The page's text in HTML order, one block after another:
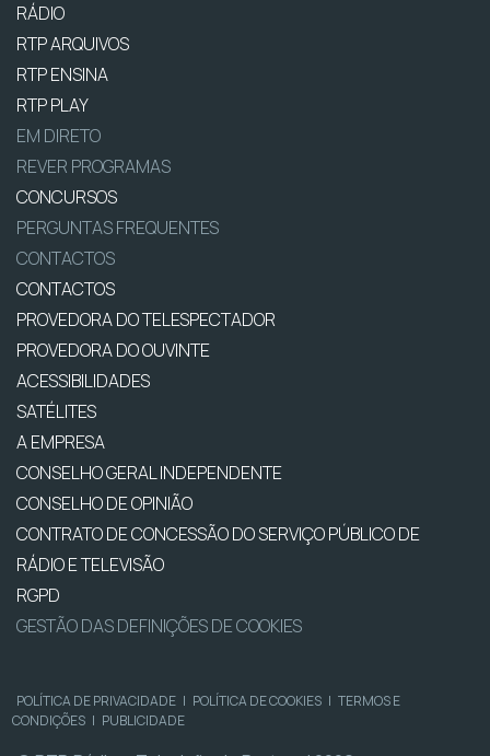
RÁDIO
RTP ARQUIVOS
RTP ENSINA
RTP PLAY
EM DIRETO
REVER PROGRAMAS
CONCURSOS
PERGUNTAS FREQUENTES
CONTACTOS
CONTACTOS
PROVEDORA DO TELESPECTADOR
PROVEDORA DO OUVINTE
ACESSIBILIDADES
SATÉLITES
A EMPRESA
CONSELHO GERAL INDEPENDENTE
CONSELHO DE OPINIÃO
CONTRATO DE CONCESSÃO DO SERVIÇO PÚBLICO DE
RÁDIO E TELEVISÃO
RGPD
GESTÃO DAS DEFINIÇÕES DE COOKIES
POLÍTICA DE PRIVACIDADE | POLÍTICA DE COOKIES | TERMOS E
CONDIÇÕES | PUBLICIDADE